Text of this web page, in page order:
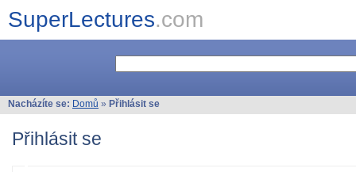
SuperLectures.com
Nacházíte se: Domů » Přihlásit se
Přihlásit se